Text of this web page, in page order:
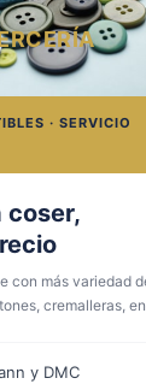
· SERVICIO
coser,
con más variedad
cremalleras,
y DMC